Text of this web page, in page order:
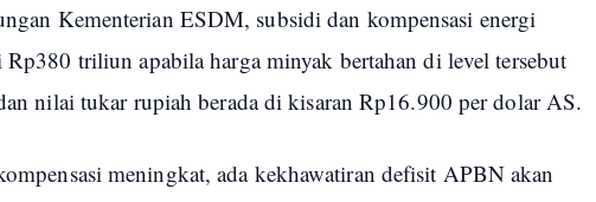
Kementerian ESDM, subsidi dan kompensasi energi
Rp380 triliun apabila harga minyak bertahan di level tersebut
nilai tukar rupiah berada di kisaran Rp16.900 per dolar AS.
meningkat, ada kekhawatiran defisit APBN akan